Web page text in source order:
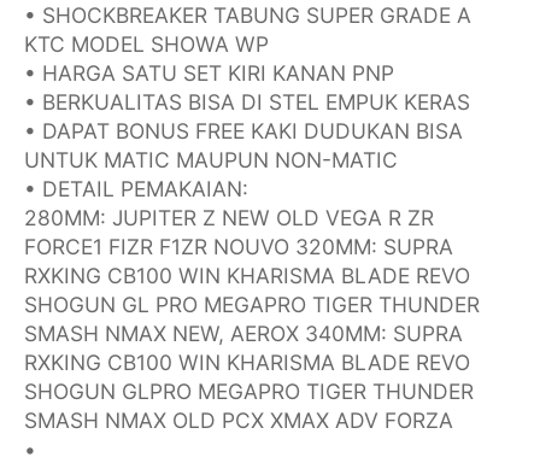
• SHOCKBREAKER TABUNG SUPER GRADE A
KTC MODEL SHOWA WP
• HARGA SATU SET KIRI KANAN PNP
• BERKUALITAS BISA DI STEL EMPUK KERAS
• DAPAT BONUS FREE KAKI DUDUKAN BISA
UNTUK MATIC MAUPUN NON-MATIC
• DETAIL PEMAKAIAN:
280MM: JUPITER Z NEW OLD VEGA R ZR
FORCE1 FIZR F1ZR NOUVO 320MM: SUPRA
RXKING CB100 WIN KHARISMA BLADE REVO
SHOGUN GL PRO MEGAPRO TIGER THUNDER
SMASH NMAX NEW, AEROX 340MM: SUPRA
RXKING CB100 WIN KHARISMA BLADE REVO
SHOGUN GLPRO MEGAPRO TIGER THUNDER
SMASH NMAX OLD PCX XMAX ADV FORZA
•